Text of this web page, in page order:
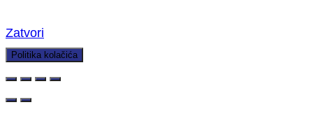
Zatvori
Politika kolačića